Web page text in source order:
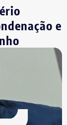
relógios.
e